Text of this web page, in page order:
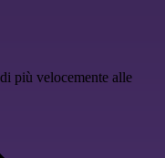
più velocemente alle